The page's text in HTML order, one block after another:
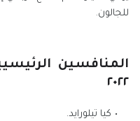
للجالون.
المنافسين
٢٠٢٢
كيا تيلورايد.